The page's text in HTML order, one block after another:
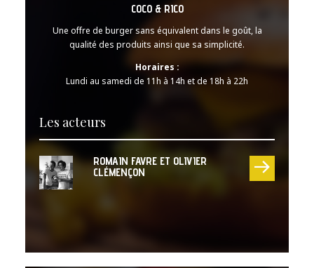
COCO & RICO
Une offre de burger sans équivalent dans le goût, la
qualité des produits ainsi que sa simplicité.
Horaires :
Lundi au samedi de 11h à 14h et de 18h à 22h
Les acteurs
ROMAIN FAVRE ET OLIVIER
CLÉMENÇON